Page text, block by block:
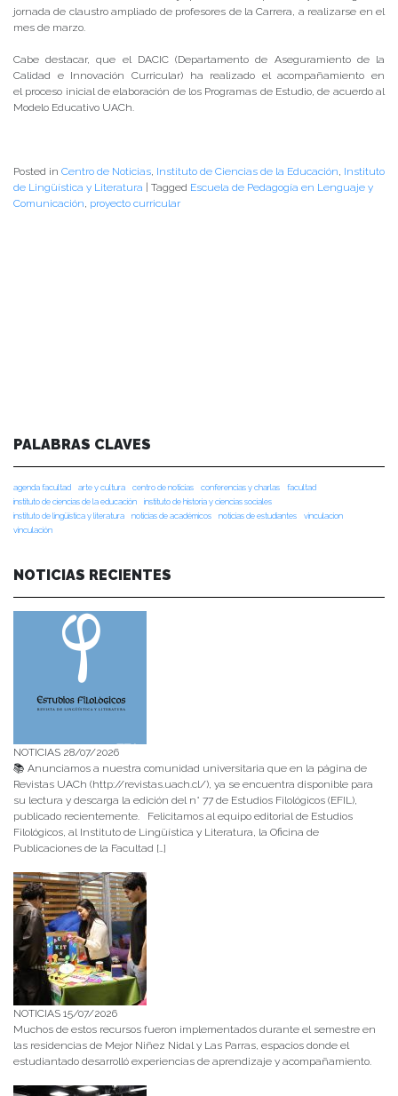
jornada de claustro ampliado de profesores de la Carrera, a realizarse en el
mes de marzo.
Cabe destacar, que el DACIC (Departamento de Aseguramiento de la
Calidad e Innovación Curricular) ha realizado el acompañamiento en
el proceso inicial de elaboración de los Programas de Estudio, de acuerdo al
Modelo Educativo UACh.
Posted in Centro de Noticias, Instituto de Ciencias de la Educación, Instituto
de Lingüística y Literatura
Tagged Escuela de Pedagogía en Lenguaje y
Comunicación, proyecto curricular
PALABRAS CLAVES
agenda facultad arte y cultura centro de noticias conferencias y charlas
facultad
instituto de ciencias de la educación
instituto de historia y ciencias sociales
instituto de lingüística y literatura
noticias de académicos noticias de estudiantes
vinculacion
vinculación
NOTICIAS RECIENTES
NOTICIAS 28/07/2026
📚 Anunciamos a nuestra comunidad universitaria que en la página de
Revistas UACh (http://revistas.uach.cl/), ya se encuentra disponible para
su lectura y descarga la edición del n° 77 de Estudios Filológicos (EFIL),
publicado recientemente. Felicitamos al equipo editorial de Estudios
Filológicos, al Instituto de Lingüística y Literatura, la Oficina de
Publicaciones de la Facultad […]
NOTICIAS 15/07/2026
Muchos de estos recursos fueron implementados durante el semestre en
las residencias de Mejor Niñez Nidal y Las Parras, espacios donde el
estudiantado desarrolló experiencias de aprendizaje y acompañamiento.